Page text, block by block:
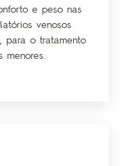
e peso nas
venosos
para o tratamento